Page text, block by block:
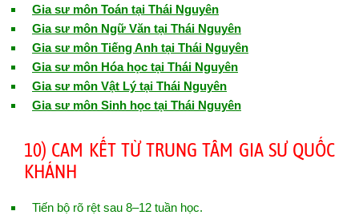
Gia sư môn Toán tại Thái Nguyên
Gia sư môn Ngữ Văn tại Thái Nguyên
Gia sư môn Tiếng Anh tại Thái Nguyên
Gia sư môn Hóa học tại Thái Nguyên
Gia sư môn Vật Lý tại Thái Nguyên
Gia sư môn Sinh học tại Thái Nguyên
10) CAM KẾT TỪ TRUNG TÂM GIA SƯ QUỐC
KHÁNH
Tiến bộ rõ rệt sau 8–12 tuần học.